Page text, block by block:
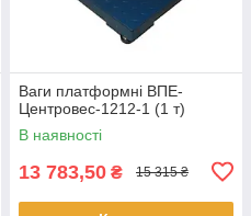
Ваги платформні ВПЕ-
Центровес-1212-1 (1 т)
В наявності
13 783,50 ₴ 15 315 ₴